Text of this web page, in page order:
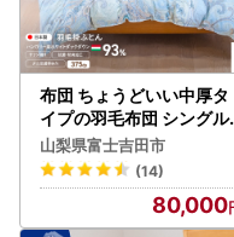
布団 ちょうどいい中厚タ
イプの羽毛布団 シングル
藍白色【ダニ忌避率84％
】
山梨県富士吉田市
(14)
80,000